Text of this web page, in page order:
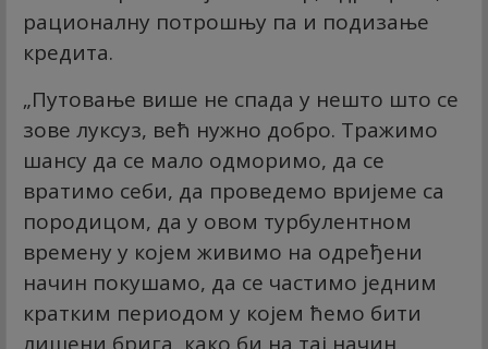
рационалну потрошњу па и подизање
кредита.
„Путовање више не спада у нешто што се
зове луксуз, већ нужно добро. Тражимо
шансу да се мало одморимо, да се
вратимо себи, да проведемо вријеме са
породицом, да у овом турбулентном
времену у којем живимо на одређени
начин покушамо, да се частимо једним
кратким периодом у којем ћемо бити